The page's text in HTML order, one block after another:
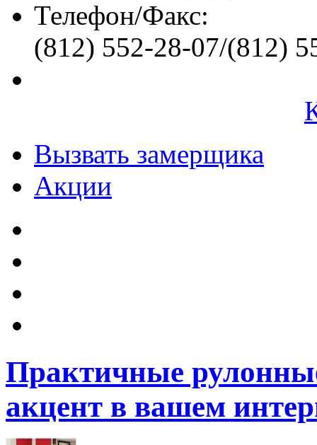
Телефон/Факс:
(812) 552-28-07/(812)
Вызвать замерщика
Акции
Практичные
акцент в вашем